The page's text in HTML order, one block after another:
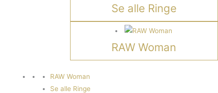
Se alle Ringe
RAW Woman
RAW Woman
Se alle Ringe